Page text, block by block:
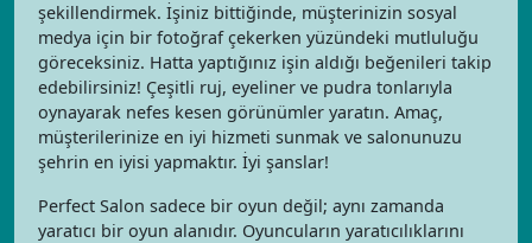
şekillendirmek. İşiniz bittiğinde, müşterinizin sosyal
medya için bir fotoğraf çekerken yüzündeki mutluluğu
göreceksiniz. Hatta yaptığınız işin aldığı beğenileri takip
edebilirsiniz! Çeşitli ruj, eyeliner ve pudra tonlarıyla
oynayarak nefes kesen görünümler yaratın. Amaç,
müşterilerinize en iyi hizmeti sunmak ve salonunuzu
şehrin en iyisi yapmaktır. İyi şanslar!
Perfect Salon sadece bir oyun değil; aynı zamanda
yaratıcı bir oyun alanıdır. Oyuncuların yaratıcılıklarını